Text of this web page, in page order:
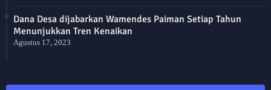
Dana Desa dijabarkan Wamendes Paiman Setiap Tahun
Menunjukkan Tren Kenaikan
Agustus 17, 2023